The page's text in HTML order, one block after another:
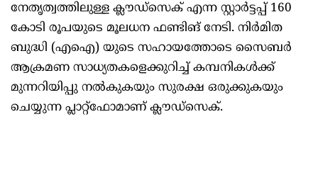
നേതൃത്വത്തിലുള്ള ക്ലൗഡ്സെക് എന്ന സ്റ്റാർട്ടപ്പ് 160
കോടി രൂപയുടെ മൂലധന ഫണ്ടിങ് നേടി. നിർമിത
ബുദ്ധി (എഐ) യുടെ സഹായത്തോടെ സൈബർ
ആക്രമണ സാധ്യതകളെക്കുറിച്ച്‌ കമ്പനികള്‍ക്ക്
മുന്നറിയിപ്പു നല്‍കുകയും സുരക്ഷ ഒരുക്കുകയും
ചെയ്യുന്ന പ്ലാറ്റ്ഫോമാണ് ക്ലൗഡ്സെക്.